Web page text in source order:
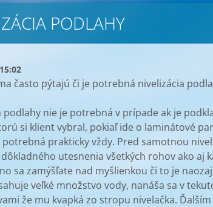
PODLAHY
často pýtajú či je potrebná nivelizácia
podlahy nie je potrebná v prípade ak je
si klient vybral, pokiaľ ide o
potrebná prakticky vždy. Pred samotnou
utesnenia všetkých rohov ako aj
sa zamýšľate nad myšlienkou či to je
veľké množstvo vody, nanáša sa v
že mu kvapká zo stropu nivelačka.